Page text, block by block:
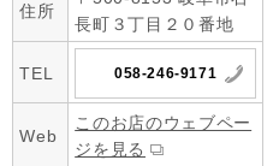
住所
長町３丁目２０番地
TEL 058-246-9171
Web
このお店のウェブペー
ジを見る